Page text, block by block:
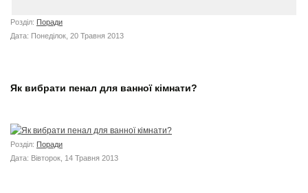
Розділ: Поради
Дата: Понеділок, 20 Травня 2013
Як вибрати пенал для ванної кімнати?
Розділ: Поради
Дата: Вівторок, 14 Травня 2013